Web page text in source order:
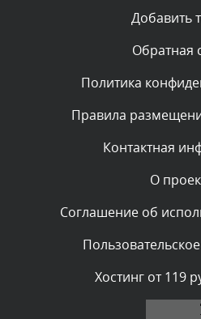
Текст комментария будет
администратором.
Комментарий
администратором.
Комментарий
администратором.
Комментарий
Текст комментария будет
Добавить
Обратная
Политика
Правила
Контактная
О
Соглашение об
Хостинг от 119